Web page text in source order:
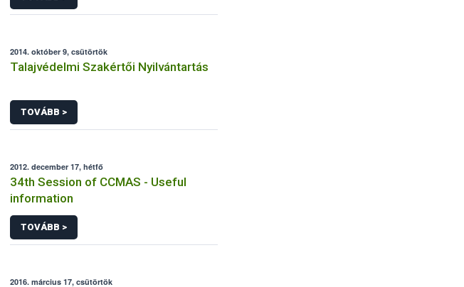
2014. október 9, csütörtök
Talajvédelmi Szakértői Nyilvántartás
TOVÁBB >
2012. december 17, hétfő
34th Session of CCMAS - Useful
information
TOVÁBB >
2016. március 17, csütörtök